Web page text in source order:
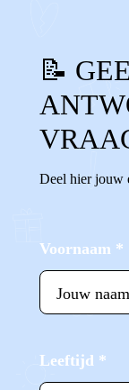
📝
Deel hier jouw
Voornaam *
Leeftijd *